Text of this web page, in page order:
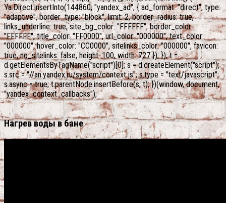
Ya.Direct.insertInto(144860, "yandex_ad", { ad_format: "direct", type:
"adaptive", border_type: "block", limit: 2, border_radius: true,
links_underline: true, site_bg_color: "FFFFFF", border_color:
"FFFFFF", title_color: "FF0000", url_color: "000000", text_color:
"000000", hover_color: "CC0000", sitelinks_color: "000000", favicon:
true, no_sitelinks: false, height: 100, width: 727 }); }); t =
d.getElementsByTagName("script")[0]; s = d.createElement("script");
s.src = "//an.yandex.ru/system/context.js"; s.type = "text/javascript";
s.async = true; t.parentNode.insertBefore(s, t); })(window, document,
"yandex_context_callbacks");
Нагрев воды в бане